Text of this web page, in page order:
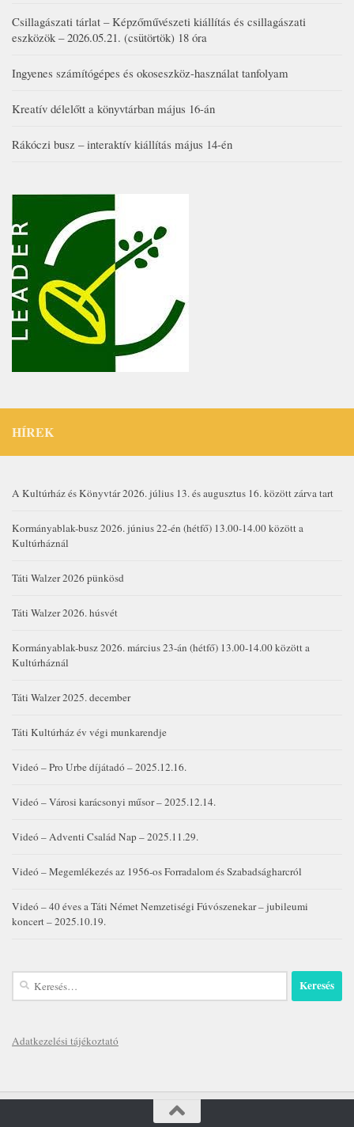
Csillagászati tárlat – Képzőművészeti kiállítás és csillagászati
eszközök – 2026.05.21. (csütörtök) 18 óra
Ingyenes számítógépes és okoseszköz-használat tanfolyam
Kreatív délelőtt a könyvtárban május 16-án
Rákóczi busz – interaktív kiállítás május 14-én
HÍREK
A Kultúrház és Könyvtár 2026. július 13. és augusztus 16. között zárva tart
Kormányablak-busz 2026. június 22-én (hétfő) 13.00-14.00 között a
Kultúrháznál
Táti Walzer 2026 pünkösd
Táti Walzer 2026. húsvét
Kormányablak-busz 2026. március 23-án (hétfő) 13.00-14.00 között a
Kultúrháznál
Táti Walzer 2025. december
Táti Kultúrház év végi munkarendje
Videó – Pro Urbe díjátadó – 2025.12.16.
Videó – Városi karácsonyi műsor – 2025.12.14.
Videó – Adventi Család Nap – 2025.11.29.
Videó – Megemlékezés az 1956-os Forradalom és Szabadságharcról
Videó – 40 éves a Táti Német Nemzetiségi Fúvószenekar – jubileumi
koncert – 2025.10.19.
Keresés:
Adatkezelési tájékoztató